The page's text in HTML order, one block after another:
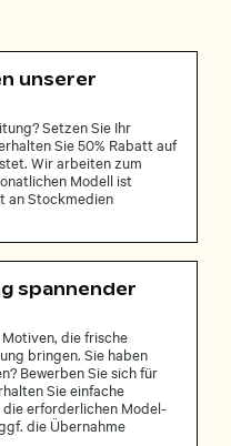
unserer
Setzen Sie Ihr
Sie 50% Rabatt auf
Wir arbeiten zum
Modell ist
an Stockmedien
spannender
die frische
bringen. Sie haben
Bewerben Sie sich für
Sie einfache
erforderlichen Model-
die Übernahme